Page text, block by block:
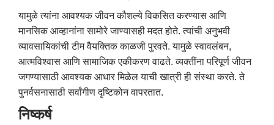
यामुळे त्यांना आवश्यक जीवन कौशल्ये विकसित करण्यास आणि
मानसिक आव्हानांना सामोरे जाण्यासही मदत होते. त्यांची अनुभवी
व्यावसायिकांची टीम वैयक्तिक काळजी पुरवते. यामुळे स्वावलंबन,
आत्मविश्वास आणि सामाजिक एकीकरण वाढते. व्यक्तींना परिपूर्ण जीवन
जगण्यासाठी आवश्यक आधार मिळेल याची खात्री ही संस्था करते. ते
पुनर्वसनासाठी सर्वांगीण दृष्टिकोन वापरतात.
निष्कर्ष